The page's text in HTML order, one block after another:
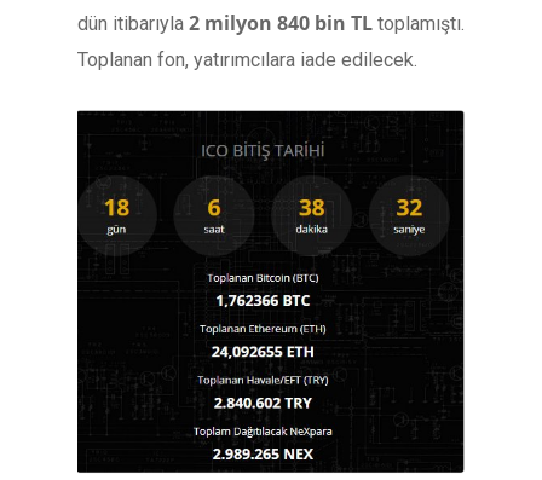
dün itibarıyla 2 milyon 840 bin TL toplamıştı.
Toplanan fon, yatırımcılara iade edilecek.